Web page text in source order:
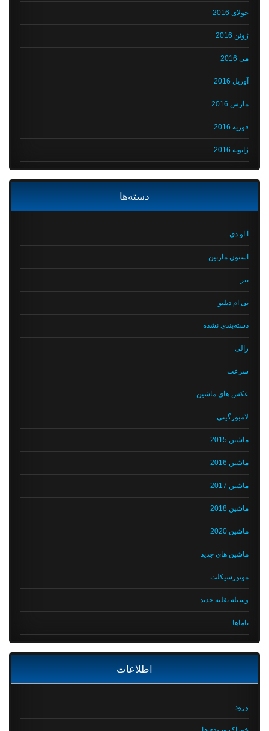
جولای 2016
ژوئن 2016
می 2016
آوریل 2016
مارس 2016
فوریه 2016
ژانویه 2016
دسته‌ها
آ او دی
استون مارتین
بی ام دبلیو
دسته‌بندی نشده
رالی
سرعت
عکس های ماشین
لامبورگینی
ماشین 2015
ماشین 2016
ماشین 2017
ماشین 2018
ماشین 2020
ماشین های جدید
موتورسیکلت
وسیله نقلیه جدید
یاماها
اطلاعات
ورود